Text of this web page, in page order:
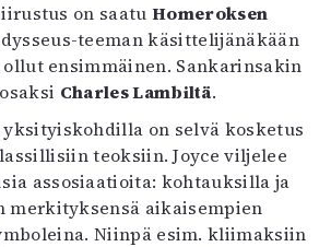
on saatuHomeroksen
teeman käsittelijänäkään
ollut ensimmäinen. Sankarinsakin
Charles Lambiltä.
on selvä kosketus
teoksiin. Joyce viljelee
assosiaatioita: kohtauksilla ja
merkityksensä aikaisempien
Niinpä esim. kliimaksiin